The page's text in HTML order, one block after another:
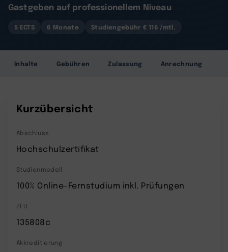
Gastgeben auf professionellem Niveau
5 ECTS 6 Monate Studiengebühr € 116 /mtl.
Inhalte Gebühren Zulassung Anrechnung
Kurzübersicht
Abschluss
Hochschulzertifikat
Studienmodell
100% Online-Fernstudium inkl. Prüfungen
ZFU
135808c
Akkreditierung